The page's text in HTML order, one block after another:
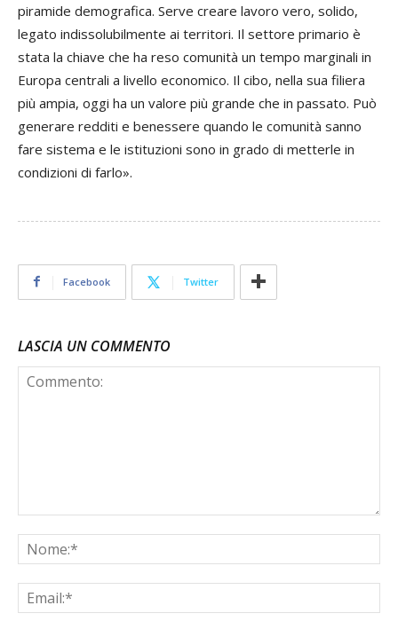
piramide demografica. Serve creare lavoro vero, solido,
legato indissolubilmente ai territori. Il settore primario è
stata la chiave che ha reso comunità un tempo marginali in
Europa centrali a livello economico. Il cibo, nella sua filiera
più ampia, oggi ha un valore più grande che in passato. Può
generare redditi e benessere quando le comunità sanno
fare sistema e le istituzioni sono in grado di metterle in
condizioni di farlo».
Facebook Twitter
LASCIA UN COMMENTO